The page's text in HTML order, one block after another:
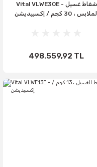
Vital VLWE30E - شفاط غسيل
الملابس ، 30 كجم / إكسبيديشن
498.559,92 TL